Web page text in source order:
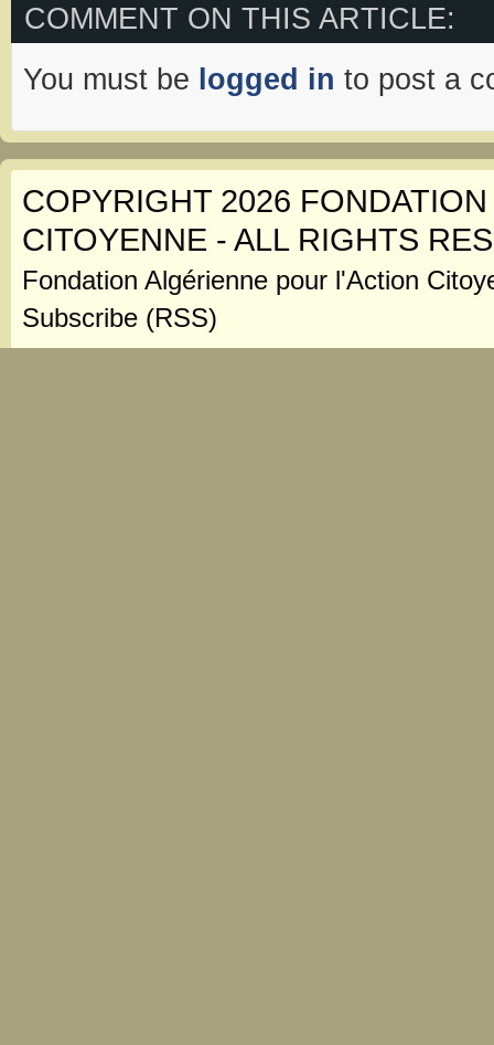
COMMENT ON THIS ARTICLE:
You must be logged in to post a
COPYRIGHT 2026
CITOYENNE - ALL RIGHTS
Fondation Algérienne pour l'Action
Subscribe (RSS)